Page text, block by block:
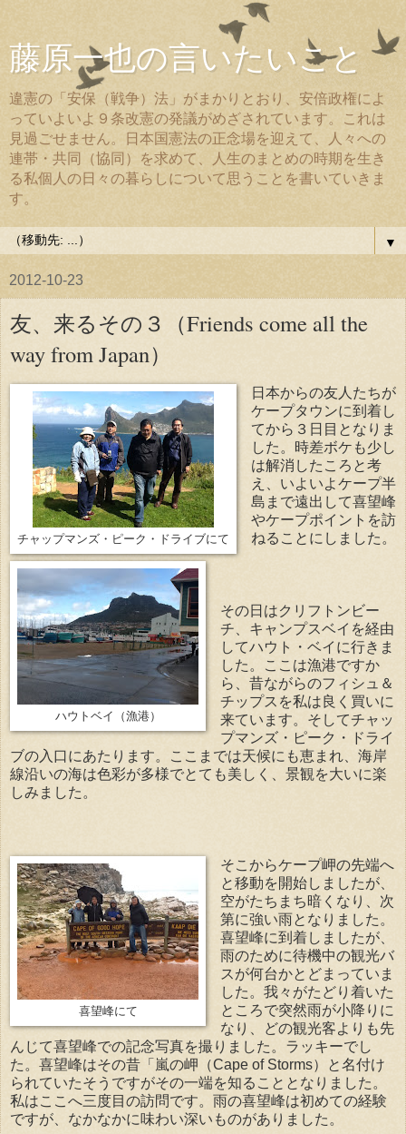
藤原一也の言いたいこと
違憲の「安保（戦争）法」がまかりとおり、安倍政権によ
っていよいよ９条改憲の発議がめざされています。これは
見過ごせません。日本国憲法の正念場を迎えて、人々への
連帯・共同（協同）を求めて、人生のまとめの時期を生き
る私個人の日々の暮らしについて思うことを書いていきま
す。
▼
2012-10-23
友、来るその３（Friends come all the
way from Japan）
チャップマンズ・ピーク・ドライブにて
ハウトベイ（漁港）
日本からの友人たちが
ケープタウンに到着し
てから３日目となりま
した。時差ボケも少し
は解消したころと考
え、いよいよケープ半
島まで遠出して喜望峰
やケープポイントを訪
ねることにしました。
その日はクリフトンビー
チ、キャンプスベイを経由
してハウト・ベイに行きま
した。ここは漁港ですか
ら、昔ながらのフィシュ＆
チップスを私は良く買いに
来ています。そしてチャッ
プマンズ・ピーク・ドライ
ブの入口にあたります。ここまでは天候にも恵まれ、海岸
線沿いの海は色彩が多様でとても美しく、景観を大いに楽
しみました。
喜望峰にて
そこからケープ岬の先端へ
と移動を開始しましたが、
空がたちまち暗くなり、次
第に強い雨となりました。
喜望峰に到着しましたが、
雨のために待機中の観光バ
スが何台かとどまっていま
した。我々がたどり着いた
ところで突然雨が小降りに
なり、どの観光客よりも先
んじて喜望峰での記念写真を撮りました。ラッキーでし
た。喜望峰はその昔「嵐の岬（Cape of Storms）と名付け
られていたそうですがその一端を知ることとなりました。
私はここへ三度目の訪問です。雨の喜望峰は初めての経験
ですが、なかなかに味わい深いものがありました。